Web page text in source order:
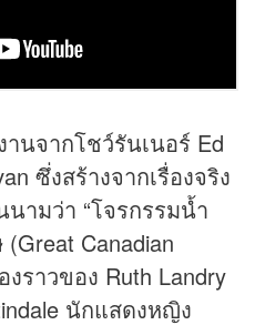
นจากโชว์รันเนอร์ Ed
ซึ่งสร้างจากเรื่องจริง
ามว่า “โจรกรรมน้ำ
Canadian
งราวของ Ruth Landry
นักแสดงหญิง